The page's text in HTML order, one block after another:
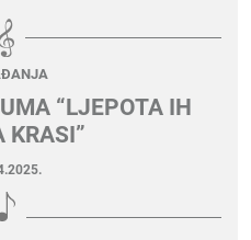
“LJEPOTA IH
KRASI”